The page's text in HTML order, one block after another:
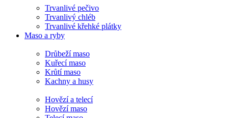
Trvanlivé pečivo
Trvanlivý chléb
Trvanlivé křehké plátky
Maso a ryby
Drůbeží maso
Kuřecí maso
Krůtí maso
Kachny a husy
Hovězí a telecí
Hovězí maso